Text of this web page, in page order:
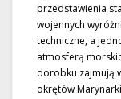
przedstawienia
wojennych
techniczne, a
atmosferą
dorobku zajmują
okrętów